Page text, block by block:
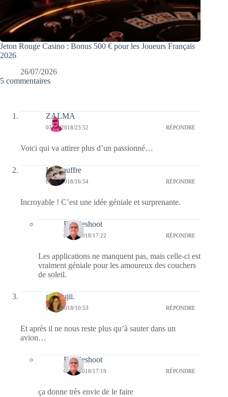
Jeton Rouge Casino : Bonus 500 € pour les Joueurs Français
2026
26/07/2026
5 commentaires
ZALMA
07/04/2018/23:52 RÉPONDRE
Voici qui va attirer plus d’un passionné…
La Gauffre
07/04/2018/16:54 RÉPONDRE
Incroyable ! C’est une idée géniale et surprenante.
Bernieshoot
07/04/2018/17:22 RÉPONDRE
Les applications ne manquent pas, mais celle-ci est
vraiment géniale pour les amoureux des couchers
de soleil.
missfujii.
07/04/2018/10:53 RÉPONDRE
Et après il ne nous reste plus qu’à sauter dans un
avion…
Bernieshoot
07/04/2018/17:19 RÉPONDRE
ça donne très envie de le faire